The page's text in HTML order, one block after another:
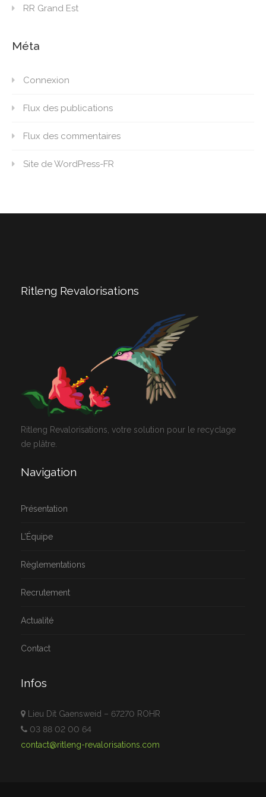
RR Grand Est
Méta
Connexion
Flux des publications
Flux des commentaires
Site de WordPress-FR
Ritleng Revalorisations
Ritleng Revalorisations, votre solution pour le recyclage
de plâtre.
Navigation
Présentation
L’Équipe
Règlementations
Recrutement
Actualité
Contact
Infos
Lieu Dit Gaensweid – 67270 ROHR
03 88 02 00 64
contact@ritleng-revalorisations.com